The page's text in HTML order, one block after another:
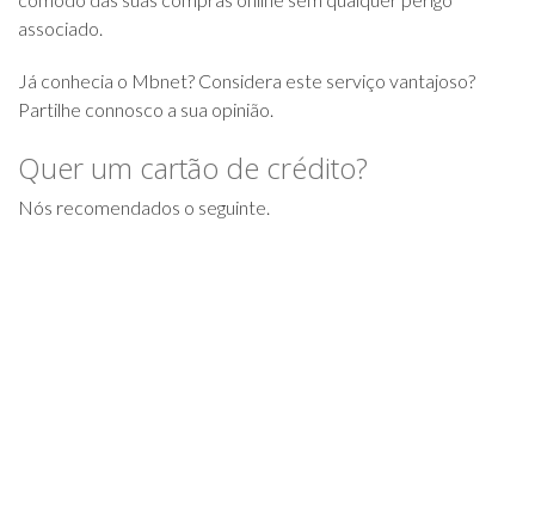
associado.
Já conhecia o Mbnet? Considera este serviço vantajoso?
Partilhe connosco a sua opinião.
Quer um cartão de crédito?
Nós recomendados o seguinte.